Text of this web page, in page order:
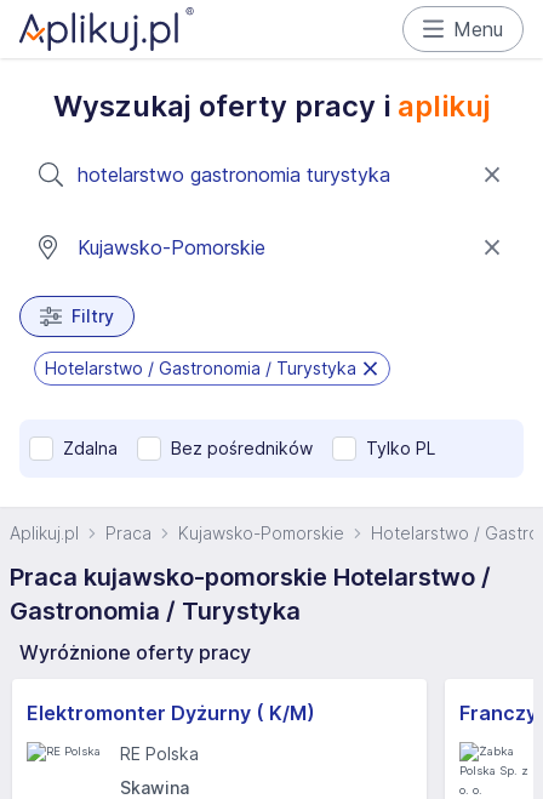
Menu
Wyszukaj oferty pracy i aplikuj
Filtry
Hotelarstwo / Gastronomia / Turystyka
Zdalna Bez pośredników Tylko PL
Aplikuj.pl Praca Kujawsko-Pomorskie Hotelarstwo /
Praca kujawsko-pomorskie Hotelarstwo /
Gastronomia / Turystyka
Wyróżnione oferty pracy
Elektromonter Dyżurny ( K/M)
RE Polska
Skawina